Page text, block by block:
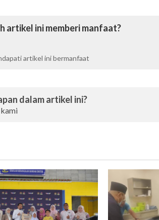
artikel ini memberi manfaat?
artikel ini bermanfaat
dalam artikel ini?